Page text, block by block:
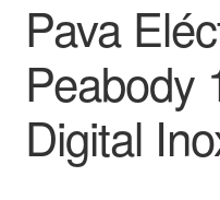
Pava
Peabody
Digital